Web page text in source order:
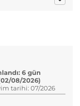
6 gün
08/2026)
tarihi: 07/2026